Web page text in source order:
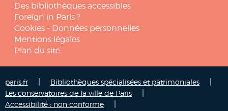
Des bibliothèques accessibles
Foreign in Paris ?
Cookies - Données personnelles
Mentions légales
Plan du site
paris.fr Bibliothèques spécialisées et patrimoniales
Les conservatoires de la ville de Paris
Accessibilité : non conforme